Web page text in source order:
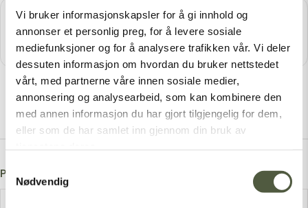
Vi bruker informasjonskapsler for å gi innhold og
annonser et personlig preg, for å levere sosiale
mediefunksjoner og for å analysere trafikken vår. Vi deler
dessuten informasjon om hvordan du bruker nettstedet
vårt, med partnerne våre innen sosiale medier,
annonsering og analysearbeid, som kan kombinere den
med annen informasjon du har gjort tilgjengelig for dem,
eller som de har samlet inn gjennom din bruk av
Samtykkevalg
Nødvendig
Get
Direc
tions
Address - Gudstjeneste-Samefolkets dag Elgå
Destination
Post A Comment